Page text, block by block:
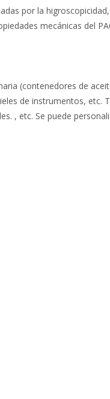
por la
mecánicas del
(contenedores de
de instrumentos, etc.
, etc. Se puede